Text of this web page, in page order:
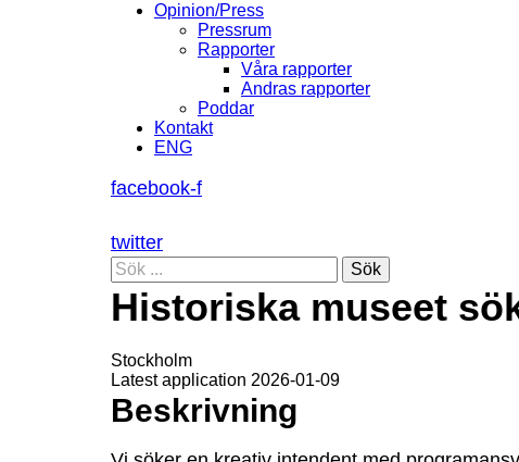
Opinion/Press
Pressrum
Rapporter
Våra rapporter
Andras rapporter
Poddar
Kontakt
ENG
facebook-f
twitter
Sök
Historiska museet
Stockholm
Latest application 2026-01-09
Beskrivning